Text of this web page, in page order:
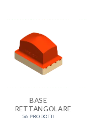
BASE
RETTANGOLARE
56 PRODOTTI